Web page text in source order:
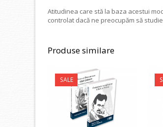
Atitudinea care stă la baza acestui
controlat dacă ne preocupăm să
Produse similare
SALE